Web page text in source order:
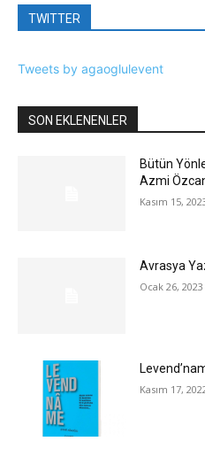
TWITTER
Tweets by agaoglulevent
SON EKLENENLER
Bütün
Azmi
Kasım 15,
Avrasya
Ocak 26, 2023
Kasım 17,